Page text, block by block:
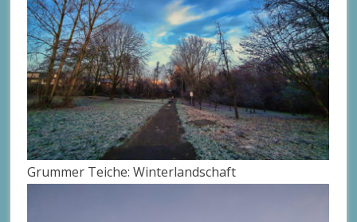
Grummer Teiche: Winterlandschaft